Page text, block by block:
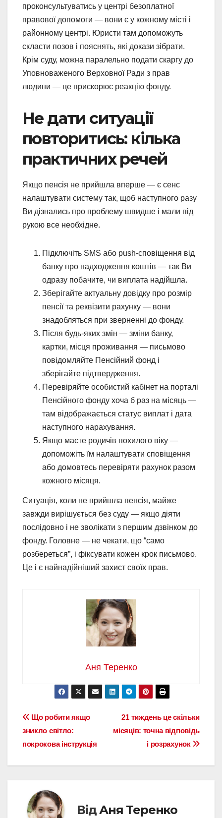
проконсультуватись у центрі безоплатної
правової допомоги — вони є у кожному місті і
районному центрі. Юристи там допоможуть
скласти позов і пояснять, які докази зібрати.
Крім суду, можна паралельно подати скаргу до
Уповноваженого Верховної Ради з прав
людини — це прискорює реакцію фонду.
Не дати ситуації
повторитись: кілька
практичних речей
Якщо пенсія не прийшла вперше — є сенс
налаштувати систему так, щоб наступного разу
Ви дізнались про проблему швидше і мали під
рукою все необхідне.
Підключіть SMS або push-сповіщення від
банку про надходження коштів — так Ви
одразу побачите, чи виплата надійшла.
Зберігайте актуальну довідку про розмір
пенсії та реквізити рахунку — вони
знадобляться при зверненні до фонду.
Після будь-яких змін — зміни банку,
картки, місця проживання — письмово
повідомляйте Пенсійний фонд і
зберігайте підтвердження.
Перевіряйте особистий кабінет на порталі
Пенсійного фонду хоча б раз на місяць —
там відображається статус виплат і дата
наступного нарахування.
Якщо маєте родичів похилого віку —
допоможіть їм налаштувати сповіщення
або домовтесь перевіряти рахунок разом
кожного місяця.
Ситуація, коли не прийшла пенсія, майже
завжди вирішується без суду — якщо діяти
послідовно і не зволікати з першим дзвінком до
фонду. Головне — не чекати, що “само
розбереться”, і фіксувати кожен крок письмово.
Це і є найнадійніший захист своїх прав.
Аня Теренко
Навігація
записів
21 тиждень це скільки
місяців: точна відповідь
і розрахунок
Що робити якщо
зникло світло:
покрокова інструкція
ВідАня Теренко